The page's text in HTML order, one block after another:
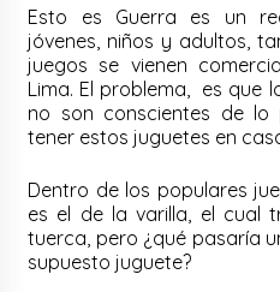
Esto es Guerra es un
jóvenes, niños y adultos,
juegos se vienen
Lima. El problema, es que
no son conscientes de lo
tener estos juguetes en
Dentro de los populares
es el de la varilla, el cual
tuerca, pero ¿qué pasaría
supuesto juguete?